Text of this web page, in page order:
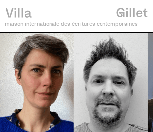
maison internationale des écritures contemporaines